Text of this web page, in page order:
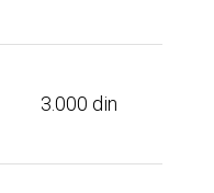
3.000 din